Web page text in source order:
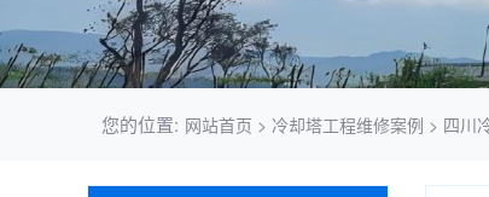
您的位置: 网站首页 > 冷却塔工程维修案例 > 四川